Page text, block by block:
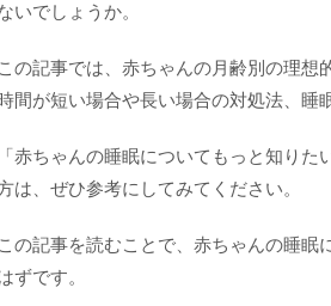
いでしょうか。
この記事では、赤ちゃんの月齢別の理
間が短い場合や長い場合の対処法、睡
「赤ちゃんの睡眠についてもっと知り
は、ぜひ参考にしてみてください。
この記事を読むことで、赤ちゃんの睡眠
ずです。